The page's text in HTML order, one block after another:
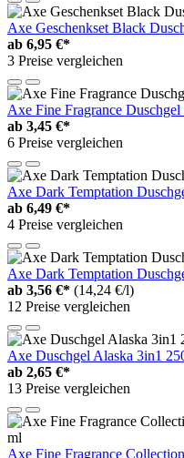
Axe Geschenkset Black
ab 6,95 €*
3 Preise vergleichen
Axe Fine Fragrance
ab 3,45 €*
6 Preise vergleichen
Axe Dark Temptation
ab 6,49 €*
4 Preise vergleichen
Axe Dark Temptation
ab 3,56 €* (14,24 €/l)
12 Preise vergleichen
Axe Duschgel Alaska 3in1
ab 2,65 €*
13 Preise vergleichen
Axe Fine Fragrance